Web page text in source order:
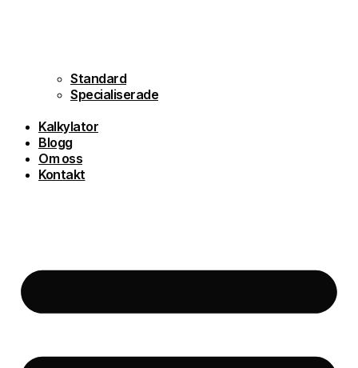
Standard
Specialiserade
Kalkylator
Blogg
Om oss
Kontakt